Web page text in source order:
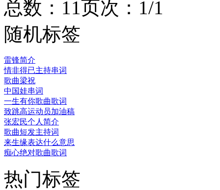
总数：11页次：1/1
随机标签
雷锋简介
情非得已主持串词
歌曲梁祝
中国娃串词
一生有你歌曲歌词
致跳高运动员加油稿
张宏民个人简介
歌曲短发主持词
来生缘表达什么意思
痴心绝对歌曲歌词
热门标签